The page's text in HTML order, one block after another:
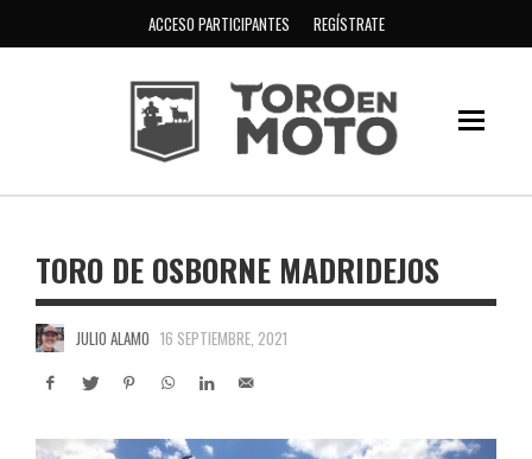
ACCESO PARTICIPANTES REGÍSTRATE
TORO DE OSBORNE MADRIDEJOS
JULIO ALAMO 16 SEPTIEMBRE, 2021